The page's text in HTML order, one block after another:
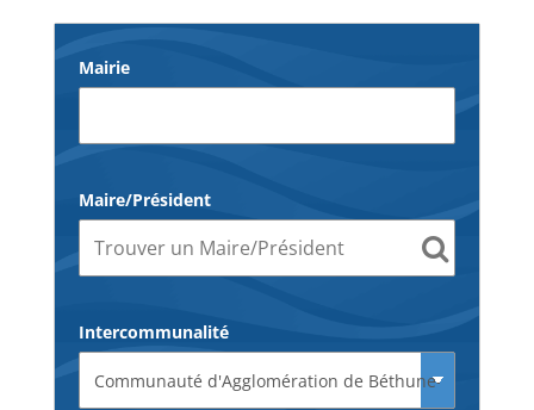
Mairie
Maire/Président
Intercommunalité